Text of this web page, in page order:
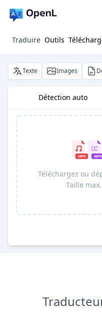
Traduire Outils
Texte Images
Détection auto
Téléchargez ou
Taille